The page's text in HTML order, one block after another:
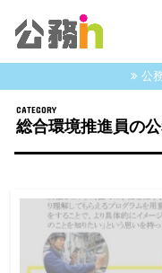
公
総合環境推進員の